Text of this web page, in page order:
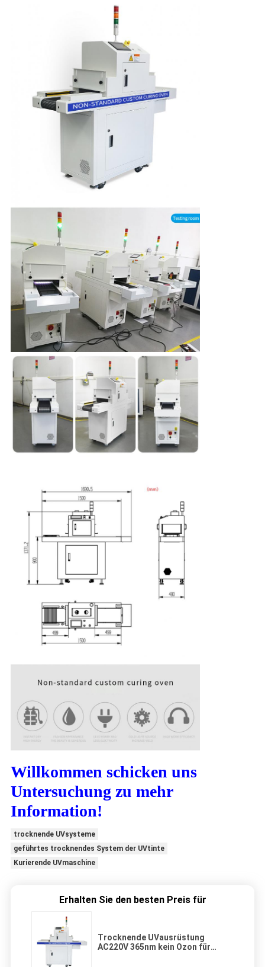
Willkommen schicken uns
Untersuchung zu mehr
Information!
trocknende UVsysteme
geführtes trocknendes System der UVtinte
Kurierende UVmaschine
Erhalten Sie den besten Preis für
Trocknende UVausrüstung
AC220V 365nm kein Ozon für